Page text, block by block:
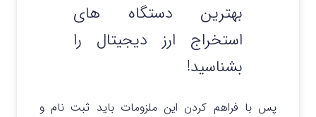
بهترین دستگاه های
استخراج ارز دیجیتال را
بشناسید!
پس با فراهم کردن این ملزومات باید ثبت نام و